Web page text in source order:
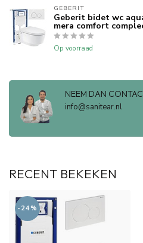
GEBERIT
Geberit bidet wc
mera comfort
Op voorraad
NEEM DAN
info@sanitear.nl
RECENT BEKEKEN
-24%